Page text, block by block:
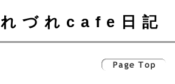
づれcafe日記